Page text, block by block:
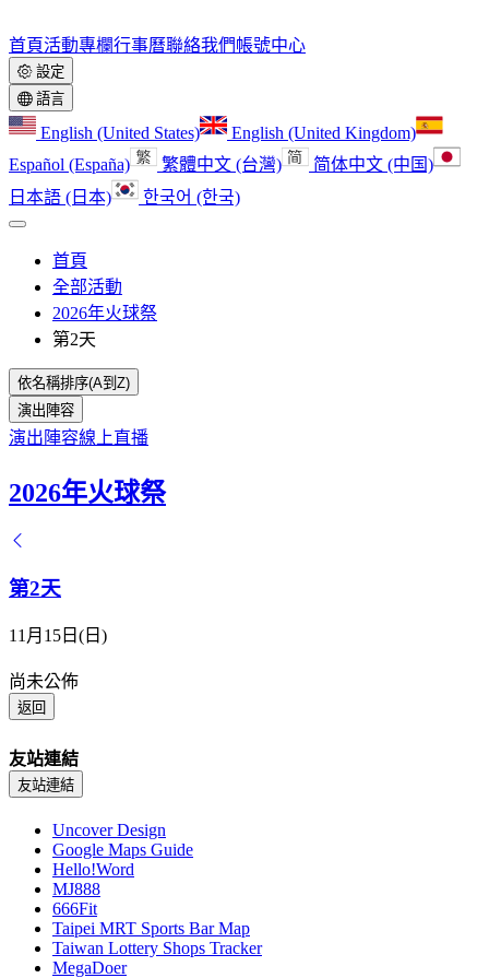
首頁活動專欄行事曆聯絡我們帳號中心
設定
語言
English (United States)
English (United Kingdom)
Español (España)
繁體中文 (台灣)
简体中文 (中国)
日本語 (日本)
한국어 (한국)
首頁
全部活動
2026年火球祭
第2天
依名稱排序(A到Z)
演出陣容
演出陣容線上直播
2026年火球祭
第2天
11月15日(日)
尚未公佈
返回
友站連結
友站連結
Uncover Design
Google Maps Guide
Hello!Word
MJ888
666Fit
Taipei MRT Sports Bar Map
Taiwan Lottery Shops Tracker
MegaDoer